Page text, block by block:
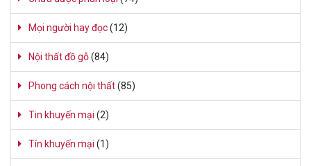
Mọi người hay đọc(12)
Nội thất đồ gỗ(84)
Phong cách nội thất(85)
Tin khuyến mại (2)
Tín khuyến mại (1)